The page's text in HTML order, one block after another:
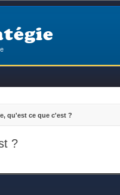
qu'est ce que c'est ?
?